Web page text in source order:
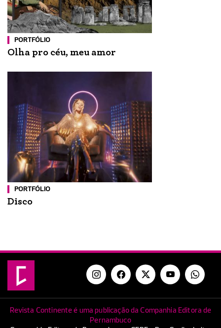
PORTFÓLIO
Olha pro céu, meu amor
PORTFÓLIO
Disco
Revista Continente é uma publicação da Companhia Editora de
Pernambuco